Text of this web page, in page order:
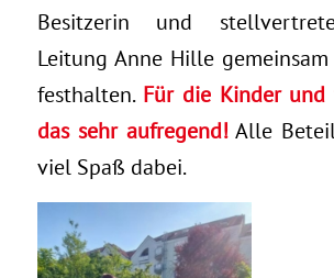
Besitzerin und
Leitung Anne Hille
festhalten. Für die Kinder
das sehr aufregend!Alle
viel Spaß dabei.